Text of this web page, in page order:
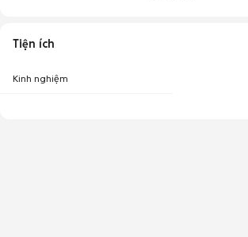
Tiện ích
Kinh nghiệm